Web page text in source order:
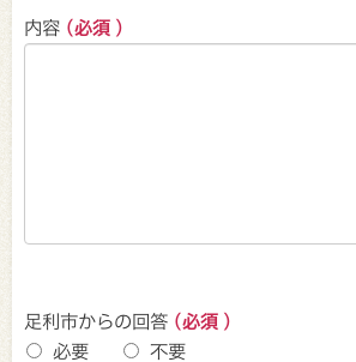
内容 (必須 )
足利市からの回答 (必須 )
必要
不要